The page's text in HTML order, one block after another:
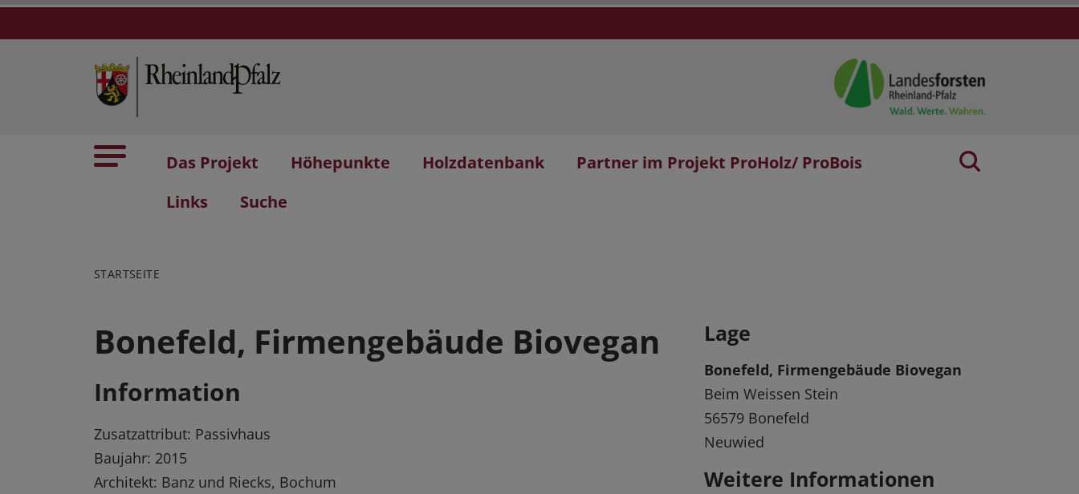
Das Projekt Höhepunkte Holzdatenbank
Partner im Projekt ProHolz/ ProBois
Links
Suche
STARTSEITE
Bonefeld, Firmengebäude Biovegan
Information
Zusatzattribut: Passivhaus
Baujahr: 2015
Architekt: Banz und Riecks, Bochum
Lage
Bonefeld, Firmengebäude Biovegan
Beim Weissen Stein
56579 Bonefeld
Neuwied
Weitere Informationen